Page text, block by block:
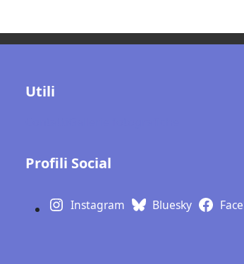
Utili
Profili Social
Instagram Bluesky